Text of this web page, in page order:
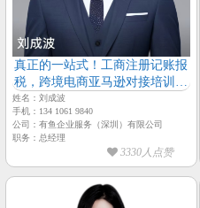
真正的一站式！工商注册记账报
税，跨境电商亚马逊对接培训运
营等，协助企业以最小的支出实
现最大的收益。
姓名：刘成波
手机：134 1061 9840
公司：有鱼企业服务（深圳）有限公司
职务：总经理
3330人点赞